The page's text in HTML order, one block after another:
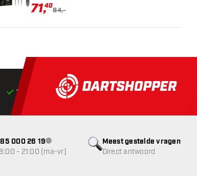
71,40
84,-
Voor 22:00 besteld,vandaag verstuurd*
Meest gestelde vragen
Direct antwoord
000 26 19klantenservice niet beschikbaar
- 21:00 (ma-vr)